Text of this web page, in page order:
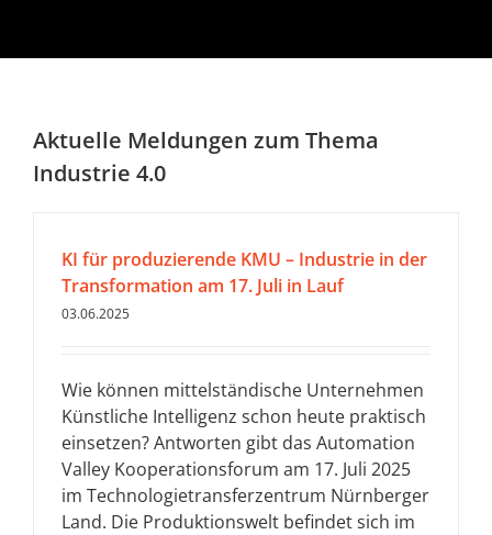
Aktuelle Meldungen zum Thema
Industrie 4.0
KI für produzierende KMU – Industrie in der
Transformation am 17. Juli in Lauf
03.06.2025
Wie können mittelständische Unternehmen
Künstliche Intelligenz schon heute praktisch
einsetzen? Antworten gibt das Automation
Valley Kooperationsforum am 17. Juli 2025
im Technologietransferzentrum Nürnberger
Land. Die Produktionswelt befindet sich im